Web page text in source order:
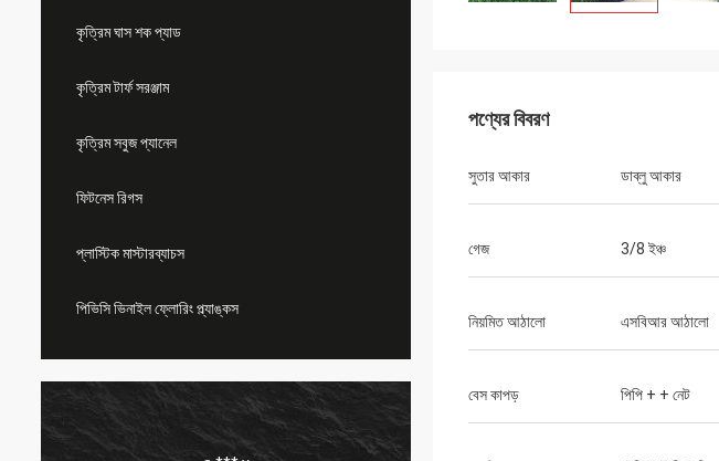
কৃত্রিম ঘাস শক প্যাড
কৃত্রিম টার্ফ সরঞ্জাম
কৃত্রিম সবুজ প্যানেল
ফিটনেস রিগস
প্লাস্টিক মাস্টারব্যাচস
পিভিসি ভিনাইল ফ্লোরিং প্ল্যাঙ্কস
পণ্যের বিবরণ
সুতার আকার ডাব্লু আকার
গেজ 3/8 ইঞ্চ
নিয়মিত আঠালো এসবিআর আঠালো
বেস কাপড় পিপি + + নেট